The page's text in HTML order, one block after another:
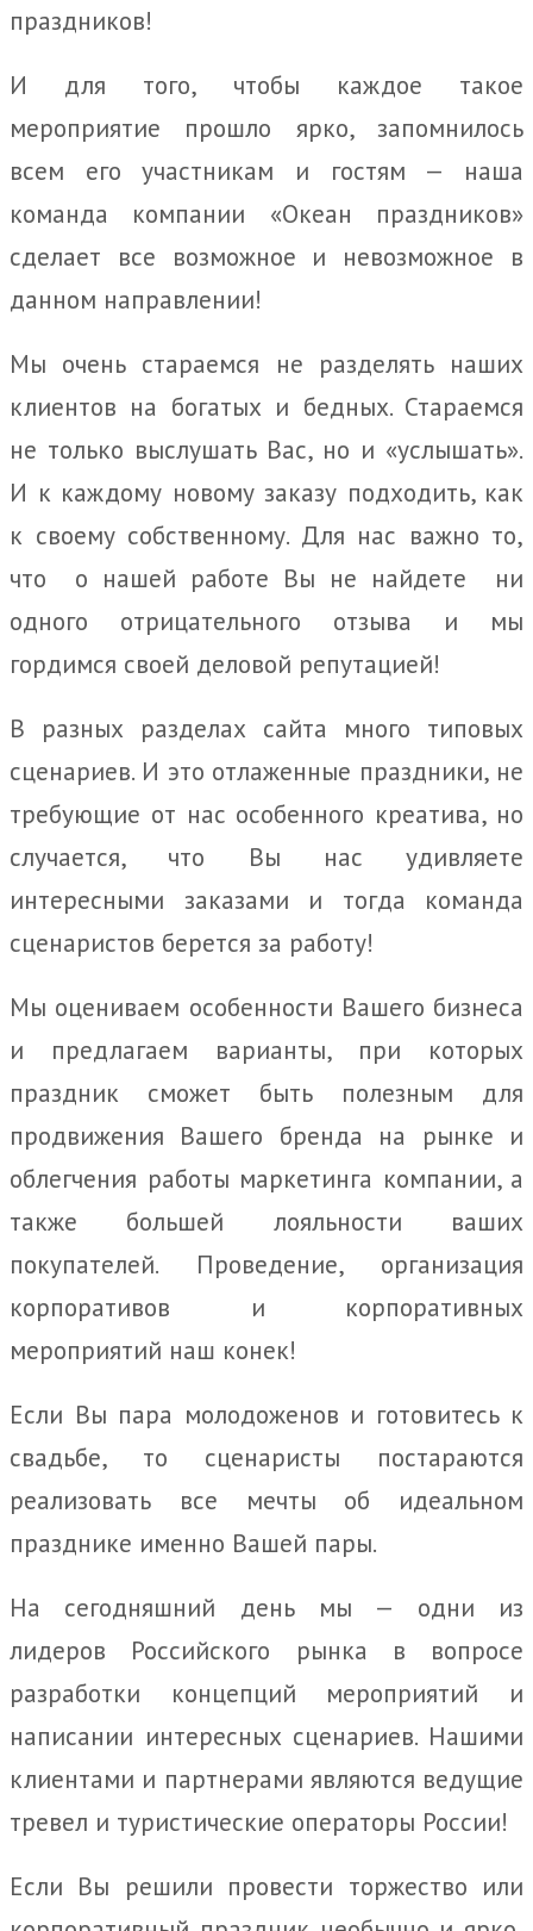
праздников!
И для того, чтобы каждое такое
мероприятие прошло ярко, запомнилось
всем его участникам и гостям — наша
команда компании «Океан праздников»
сделает все возможное и невозможное в
данном направлении!
Мы очень стараемся не разделять наших
клиентов на богатых и бедных. Стараемся
не только выслушать Вас, но и «услышать».
И к каждому новому заказу подходить, как
к своему собственному. Для нас важно то,
что о нашей работе Вы не найдете ни
одного отрицательного отзыва и мы
гордимся своей деловой репутацией!
В разных разделах сайта много типовых
сценариев. И это отлаженные праздники, не
требующие от нас особенного креатива, но
случается, что Вы нас удивляете
интересными заказами и тогда команда
сценаристов берется за работу!
Мы оцениваем особенности Вашего бизнеса
и предлагаем варианты, при которых
праздник сможет быть полезным для
продвижения Вашего бренда на рынке и
облегчения работы маркетинга компании, а
также большей лояльности ваших
покупателей. Проведение, организация
корпоративов и корпоративных
мероприятий наш конек!
Если Вы пара молодоженов и готовитесь к
свадьбе, то сценаристы постараются
реализовать все мечты об идеальном
празднике именно Вашей пары.
На сегодняшний день мы — одни из
лидеров Российского рынка в вопросе
разработки концепций мероприятий и
написании интересных сценариев. Нашими
клиентами и партнерами являются ведущие
тревел и туристические операторы России!
Если Вы решили провести торжество или